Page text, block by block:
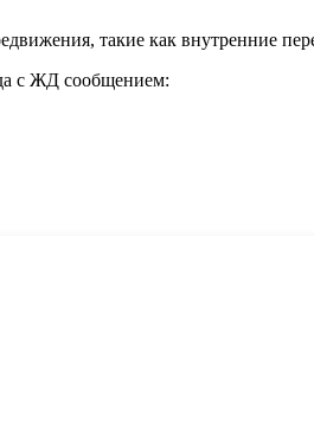
такие как внутренние
с ЖД сообщением: